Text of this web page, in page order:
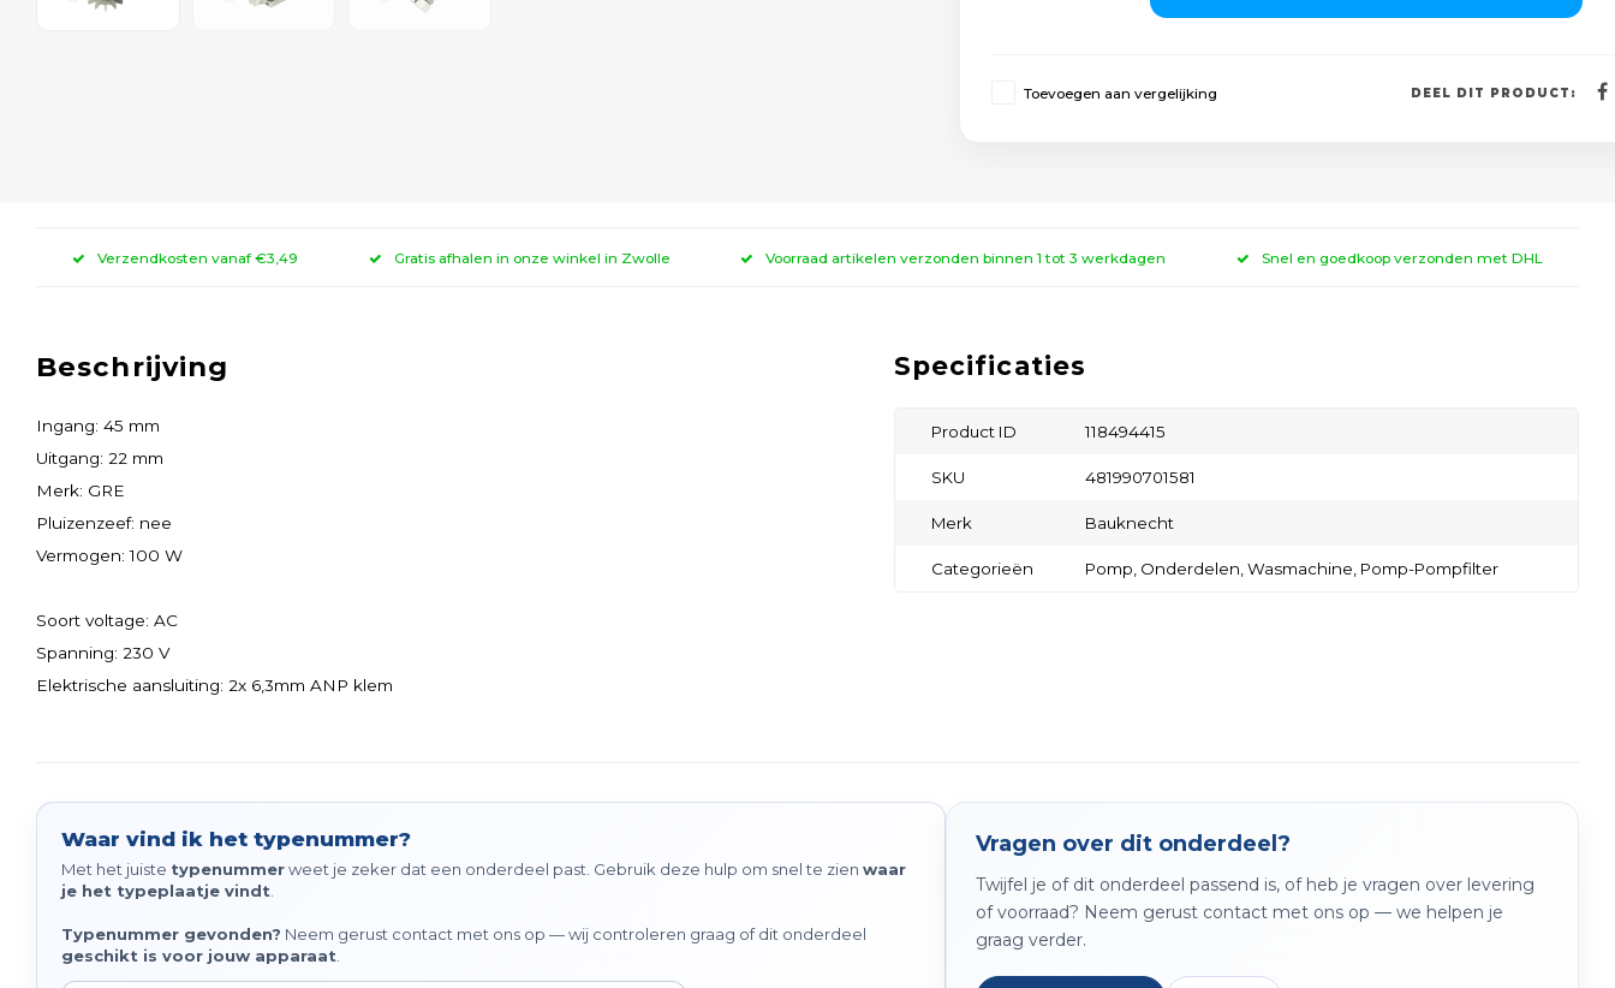
Toevoegen aan vergelijking DEEL DIT PRODUCT:
Verzendkosten vanaf €3,49 Gratis afhalen in onze winkel in Zwolle Voorraad artikelen verzonden binnen 1 tot 3 werkdagen Snel en goedkoop verzonden met DHL
Beschrijving
Ingang: 45 mm
Uitgang: 22 mm
Merk: GRE
Pluizenzeef: nee
Vermogen: 100 W
Soort voltage: AC
Spanning: 230 V
Elektrische aansluiting: 2x 6,3mm ANP klem
Specificaties
Product ID 118494415
SKU 481990701581
Merk Bauknecht
Categorieën Pomp, Onderdelen, Wasmachine, Pomp-Pompfilter
Waar vind ik het typenummer?
Met het juiste typenummerweet je zeker dat een onderdeel past. Gebruik deze hulp om snel te zien waar
je het typeplaatje vindt
Typenummer gevonden? Neem gerust contact met ons op — wij controleren graag of dit onderdeel
geschikt is voor jouw apparaat
Vragen over dit onderdeel?
Twijfel je of dit onderdeel passend is, of heb je vragen over levering
of voorraad? Neem gerust contact met ons op — we helpen je
graag verder.